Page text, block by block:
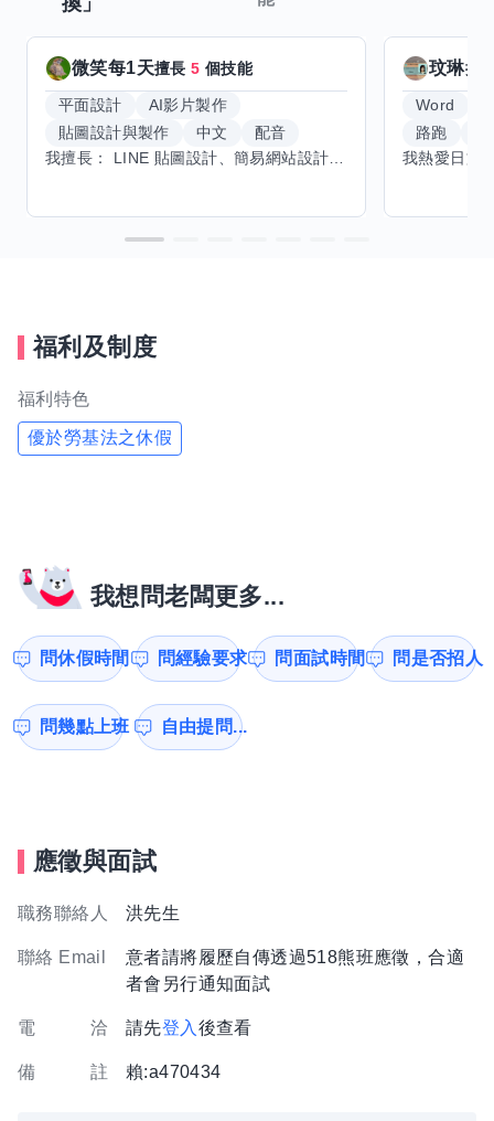
微笑每1天擅長5 個技能
平面設計
AI影片製作
貼圖設計與製作
中文
配音
玟琳擅
Word
路跑
福利及制度
福利特色
優於勞基法之休假
我想問老闆更多...
問休假時間 問經驗要求 問面試時間 問是否招人
問幾點上班 自由提問...
應徵與面試
職務聯絡人 洪先生
聯絡 Email
意者請將履歷自傳透過518熊班應徵，合適
者會另行通知面試
電 洽 請先登入 後查看
備 註 賴:a470434